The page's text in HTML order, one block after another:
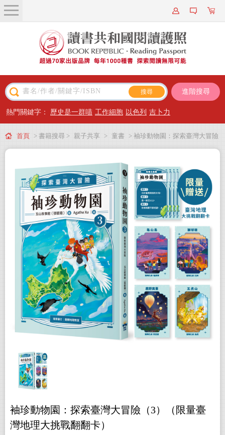
關於我們
近期新書
主題閱讀
出版專區
會員專屬
會員儲值方案
進階搜尋
熱門關鍵字： 歷史是一群喵 工作細胞 以色列 吉卜力
首頁 > 書籍搜尋 > 親子共享 > 童書 > 袖珍動物園：探索臺灣大冒險
袖珍動物園：探索臺灣大冒險（3）（限量臺
灣地理大挑戰翻翻卡）